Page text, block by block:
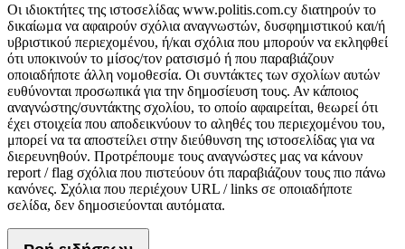
Οι ιδιοκτήτες της ιστοσελίδας www.politis.com.cy διατηρούν το
δικαίωμα να αφαιρούν σχόλια αναγνωστών, δυσφημιστικού και/ή
υβριστικού περιεχομένου, ή/και σχόλια που μπορούν να εκληφθεί
ότι υποκινούν το μίσος/τον ρατσισμό ή που παραβιάζουν
οποιαδήποτε άλλη νομοθεσία. Οι συντάκτες των σχολίων αυτών
ευθύνονται προσωπικά για την δημοσίευση τους. Αν κάποιος
αναγνώστης/συντάκτης σχολίου, το οποίο αφαιρείται, θεωρεί ότι
έχει στοιχεία που αποδεικνύουν το αληθές του περιεχομένου του,
μπορεί να τα αποστείλει στην διεύθυνση της ιστοσελίδας για να
διερευνηθούν. Προτρέπουμε τους αναγνώστες μας να κάνουν
report / flag σχόλια που πιστεύουν ότι παραβιάζουν τους πιο πάνω
κανόνες. Σχόλια που περιέχουν URL / links σε οποιαδήποτε
σελίδα, δεν δημοσιεύονται αυτόματα.